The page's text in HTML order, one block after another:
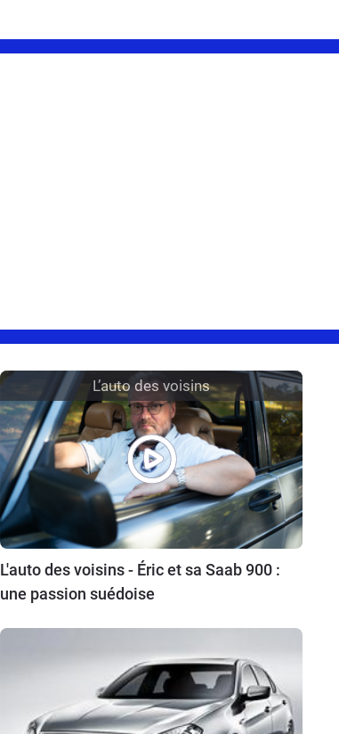
L’auto des voisins
L'auto des voisins - Éric et sa Saab 900 :
une passion suédoise